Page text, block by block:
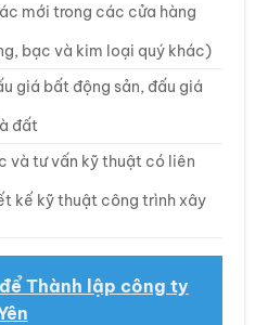
mới trong các cửa hàng
bạc và kim loại quý khác)
giá bất động sản, đấu giá
đất
và tư vấn kỹ thuật có liên
kế kỹ thuật công trình xây
Thành lập công ty